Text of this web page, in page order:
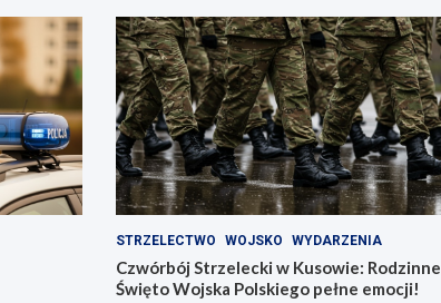
STRZELECTWO WOJSKO WYDARZENIA
Czwórbój Strzelecki w Kusowie: Rodzinne
Święto Wojska Polskiego pełne emocji!